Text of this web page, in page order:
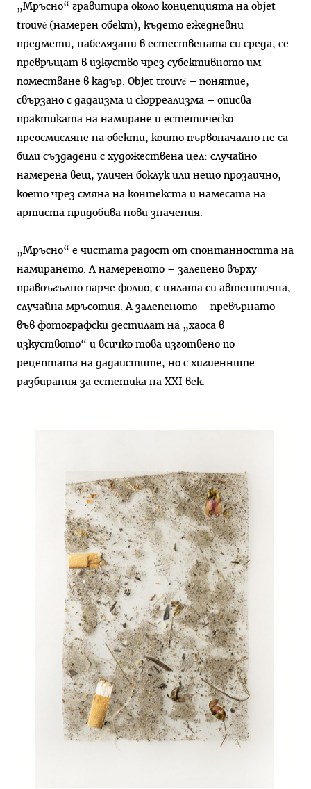
„Мръсно“ гравитира около концепцията на objet
trouvé (намерен обект), където ежедневни
предмети, набелязани в естествената си среда, се
превръщат в изкуство чрез субективното им
поместване в кадър. Objet trouvé – понятие,
свързано с дадаизма и сюрреализма – описва
практиката на намиране и естетическо
преосмисляне на обекти, които първоначално не са
били създадени с художествена цел: случайно
намерена вещ, уличен боклук или нещо прозаично,
което чрез смяна на контекста и намесата на
артиста придобива нови значения.
„Мръсно“ е чистата радост от спонтанността на
намирането. А намереното – залепено върху
правоъгълно парче фолио, с цялата си автентична,
случайна мръсотия. А залепеното – превърнато
във фотографски дестилат на „хаоса в
изкуството“ и всичко това изготвено по
рецептата на дадаистите, но с хигиенните
разбирания за естетика на XXI век.